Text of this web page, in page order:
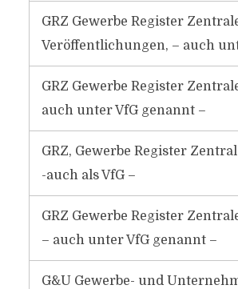
GRZ Gewerbe Register
Veröffentlichungen, – auch
GRZ Gewerbe Register
auch unter VfG genannt –
GRZ, Gewerbe Register
-auch als VfG –
GRZ Gewerbe Register
– auch unter VfG genannt –
G&U Gewerbe- und